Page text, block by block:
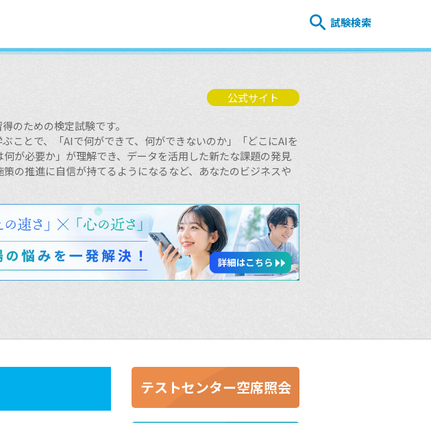
試験検索
公式サイト
のための検定試験です。
ことで、「AIで何ができて、何ができないのか」「どこにAIを
が必要か」が理解でき、データを活用した新たな課題の発見
の推進に自信が持てるようになるなど、あなたのビジネスや
テストセンター空席照会